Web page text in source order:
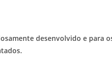
desenvolvido e para